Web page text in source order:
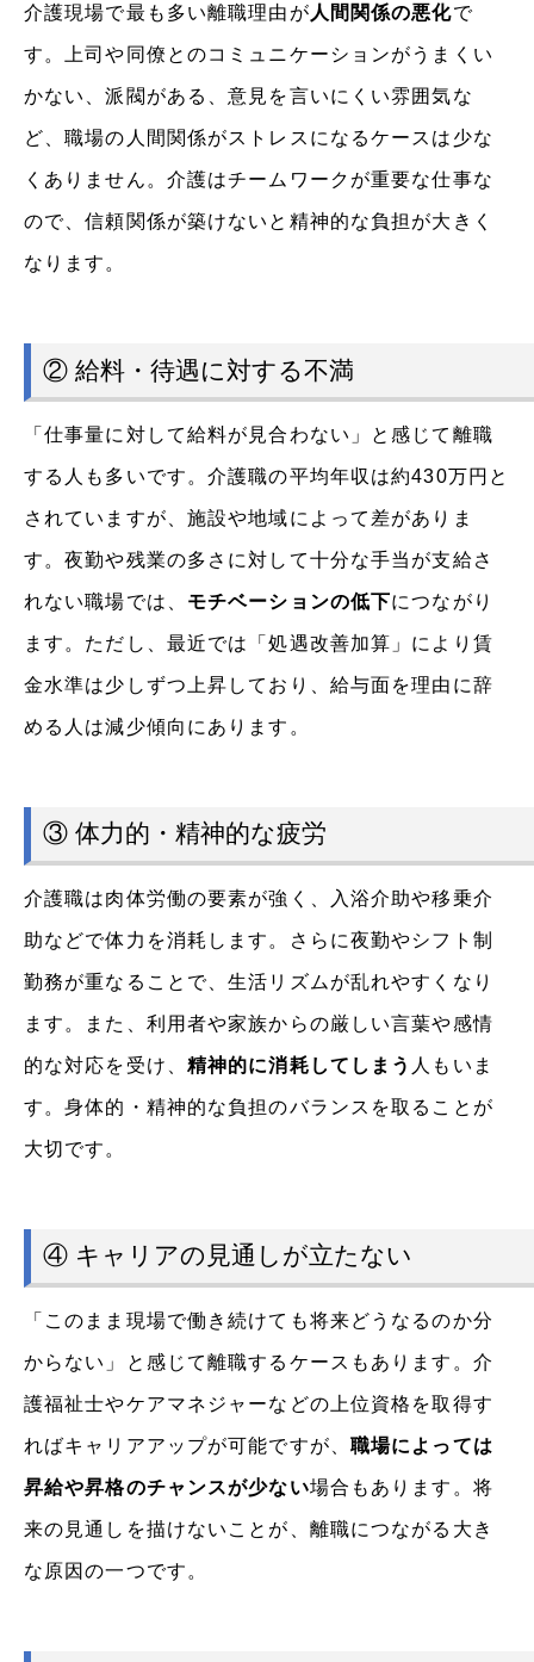
介護現場で最も多い離職理由が 人間関係の悪化で
す。上司や同僚とのコミュニケーションがうまくい
かない、派閥がある、意見を言いにくい雰囲気な
ど、職場の人間関係がストレスになるケースは少な
くありません。介護はチームワークが重要な仕事な
ので、信頼関係が築けないと精神的な負担が大きく
なります。
② 給料・待遇に対する不満
「仕事量に対して給料が見合わない」と感じて離職
する人も多いです。介護職の平均年収は約430万円と
されていますが、施設や地域によって差がありま
す。夜勤や残業の多さに対して十分な手当が支給さ
れない職場では、 モチベーションの低下につながり
ます。ただし、最近では「処遇改善加算」により賃
金水準は少しずつ上昇しており、給与面を理由に辞
める人は減少傾向にあります。
③ 体力的・精神的な疲労
介護職は肉体労働の要素が強く、入浴介助や移乗介
助などで体力を消耗します。さらに夜勤やシフト制
勤務が重なることで、生活リズムが乱れやすくなり
ます。また、利用者や家族からの厳しい言葉や感情
的な対応を受け、 精神的に消耗してしまう 人もいま
す。身体的・精神的な負担のバランスを取ることが
大切です。
④ キャリアの見通しが立たない
「このまま現場で働き続けても将来どうなるのか分
からない」と感じて離職するケースもあります。介
護福祉士やケアマネジャーなどの上位資格を取得す
ればキャリアアップが可能ですが、 職場によっては
昇給や昇格のチャンスが少ない場合もあります。将
来の見通しを描けないことが、離職につながる大き
な原因の一つです。